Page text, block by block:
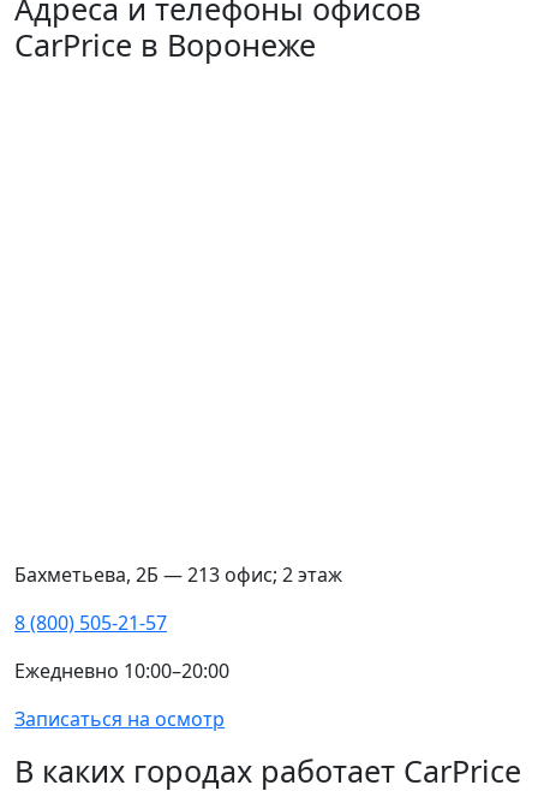
Адреса и телефоны офисов
CarPrice в Воронеже
Бахметьева, 2Б — 213 офис; 2 этаж
8 (800) 505-21-57
Ежедневно 10:00–20:00
Записаться на осмотр
В каких городах работает CarPrice